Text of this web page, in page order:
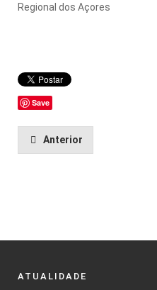
Regional dos Açores
Save
Anterior
ATUALIDADE